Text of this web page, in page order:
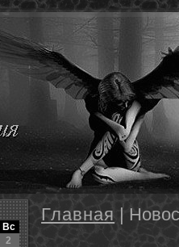
Вс
2
Главная |